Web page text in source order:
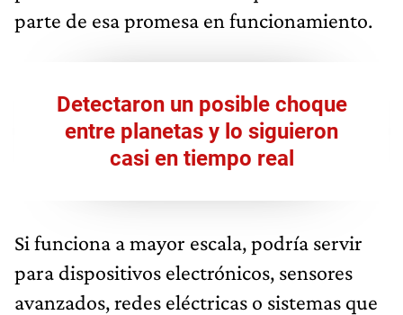
parte de esa promesa en funcionamiento.
Detectaron un posible choque
entre planetas y lo siguieron
casi en tiempo real
Si funciona a mayor escala, podría servir
para dispositivos electrónicos, sensores
avanzados, redes eléctricas o sistemas que